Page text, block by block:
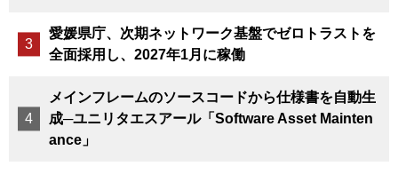
愛媛県庁、次期ネットワーク基盤でゼロトラストを
全面採用し、2027年1月に稼働
メインフレームのソースコードから仕様書を自動生
成─ユニリタエスアール「Software Asset Mainten
ance」